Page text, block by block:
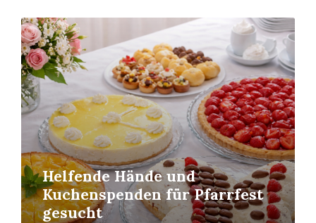
Helfende Hände und
Kuchenspenden für Pfarrfest
gesucht
Mehr
erfahren